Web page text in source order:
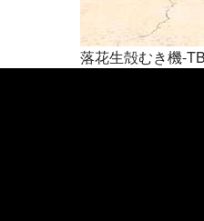
落花生殻むき機-